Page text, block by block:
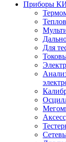
Приборы
Для